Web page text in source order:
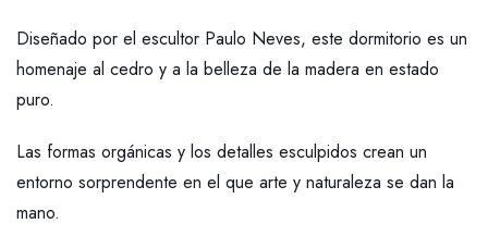
Diseñado por el escultor Paulo Neves, este dormitorio es un
homenaje al cedro y a la belleza de la madera en estado
puro.
Las formas orgánicas y los detalles esculpidos crean un
entorno sorprendente en el que arte y naturaleza se dan la
mano.